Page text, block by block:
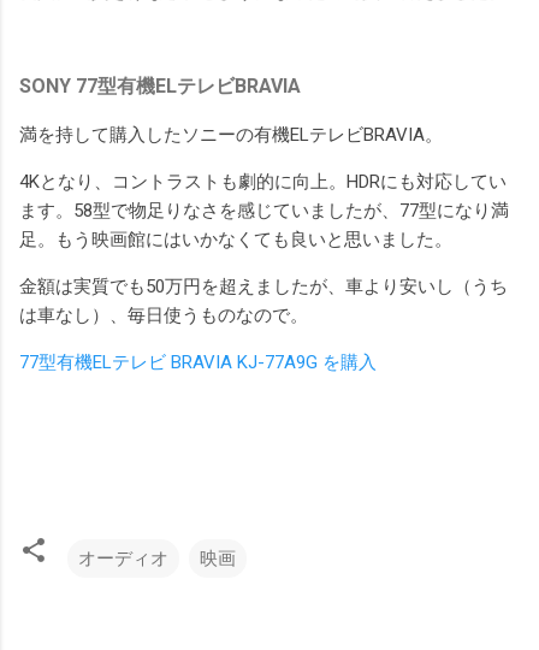
SONY 77型有機ELテレビBRAVIA
満を持して購入したソニーの有機ELテレビBRAVIA。
4Kとなり、コントラストも劇的に向上。HDRにも対応してい
ます。58型で物足りなさを感じていましたが、77型になり満
足。もう映画館にはいかなくても良いと思いました。
金額は実質でも50万円を超えましたが、車より安いし（うち
は車なし）、毎日使うものなので。
77型有機ELテレビ BRAVIA KJ-77A9G を購入
オーディオ 映画